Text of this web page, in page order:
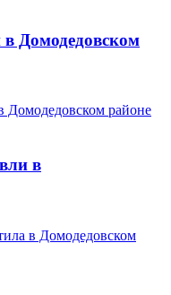
Домодедовском
в